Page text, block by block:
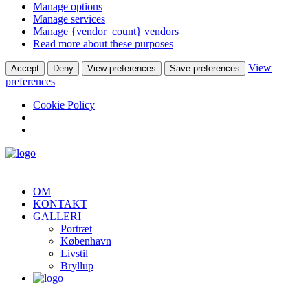
Manage options
Manage services
Manage {vendor_count} vendors
Read more about these purposes
Accept Deny View preferences Save preferences
View
preferences
Cookie Policy
OM
KONTAKT
GALLERI
Portræt
København
Livstil
Bryllup